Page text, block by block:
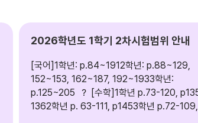
2026학년도 1학기 2차시험범위 안내
[국어]1학년: p.84~1912학년: p.88~129,
152~153, 162~187, 192~1933학년:
p.125~205 ？ [수학]1학년 p.73-120, p135-
1362학년 p. 63-111, p1453학년 p.72-109,